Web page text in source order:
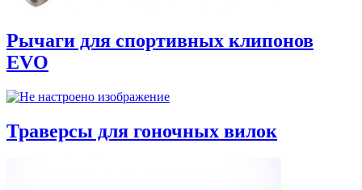
Рычаги для спортивных клипонов
EVO
Траверсы для гоночных вилок